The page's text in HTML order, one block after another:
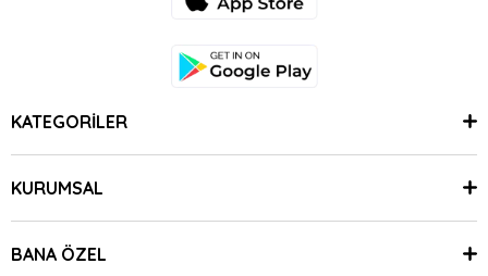
KATEGORİLER
KURUMSAL
BANA ÖZEL